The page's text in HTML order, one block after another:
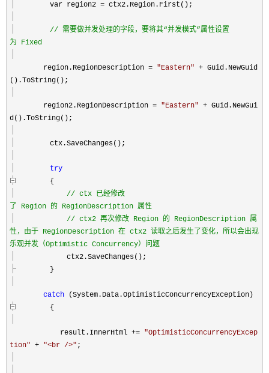
var region2 = ctx2.Region.First();
// 需要做并发处理的字段，要将其“并发模式”属性设置
为 Fixed
region.RegionDescription = "Eastern" + Guid.NewGuid
().ToString();
region2.RegionDescription = "Eastern" + Guid.NewGui
d().ToString();
ctx.SaveChanges();
try
{
// ctx 已经修改
了 Region 的 RegionDescription 属性
// ctx2 再次修改 Region 的 RegionDescription 属
性，由于 RegionDescription 在 ctx2 读取之后发生了变化，所以会出现
乐观并发（Optimistic Concurrency）问题
ctx2.SaveChanges();
}
catch (System.Data.OptimisticConcurrencyException)
{
result.InnerHtml += "OptimisticConcurrencyExcep
tion" + "<br />" ;